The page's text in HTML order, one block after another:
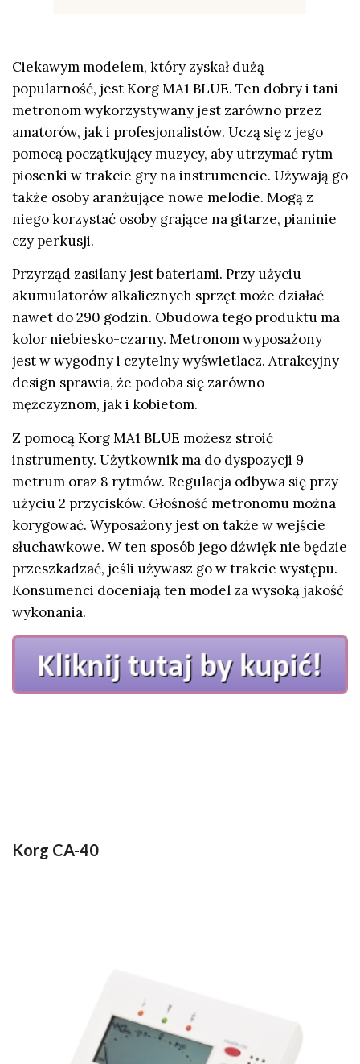
Ciekawym modelem, który zyskał dużą
popularność, jest Korg MA1 BLUE. Ten dobry i tani
metronom wykorzystywany jest zarówno przez
amatorów, jak i profesjonalistów. Uczą się z jego
pomocą początkujący muzycy, aby utrzymać rytm
piosenki w trakcie gry na instrumencie. Używają go
także osoby aranżujące nowe melodie. Mogą z
niego korzystać osoby grające na gitarze, pianinie
czy perkusji.
Przyrząd zasilany jest bateriami. Przy użyciu
akumulatorów alkalicznych sprzęt może działać
nawet do 290 godzin. Obudowa tego produktu ma
kolor niebiesko-czarny. Metronom wyposażony
jest w wygodny i czytelny wyświetlacz. Atrakcyjny
design sprawia, że podoba się zarówno
mężczyznom, jak i kobietom.
Z pomocą Korg MA1 BLUE możesz stroić
instrumenty. Użytkownik ma do dyspozycji 9
metrum oraz 8 rytmów. Regulacja odbywa się przy
użyciu 2 przycisków. Głośność metronomu można
korygować. Wyposażony jest on także w wejście
słuchawkowe. W ten sposób jego dźwięk nie będzie
przeszkadzać, jeśli używasz go w trakcie występu.
Konsumenci doceniają ten model za wysoką jakość
wykonania.
Korg CA-40